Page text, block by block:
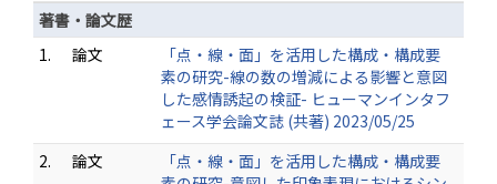
著書・論文歴
1.
論文
「点・線・面」を活用した構成・構成要
素の研究-線の数の増減による影響と意図
した感情誘起の検証- ヒューマンインタフ
ェース学会論文誌 (共著) 2023/05/25
2.
論文
「点・線・面」を活用した構成・構成要